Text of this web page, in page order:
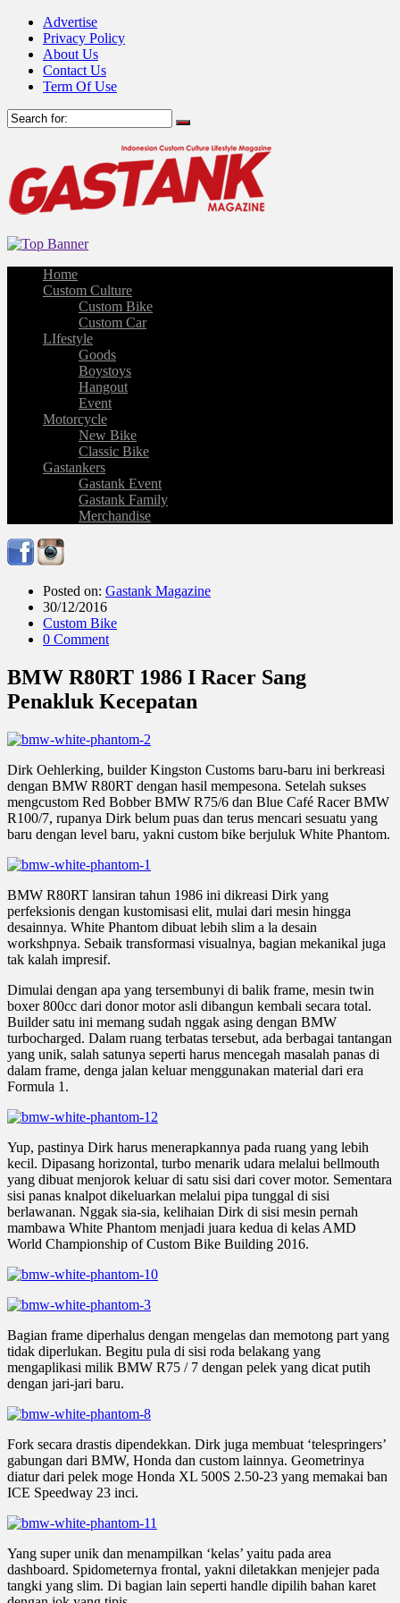
Advertise
Privacy Policy
About Us
Contact Us
Term Of Use
Home
Custom Culture
Custom Bike
Custom Car
LIfestyle
Goods
Boystoys
Hangout
Event
Motorcycle
New Bike
Classic Bike
Gastankers
Gastank Event
Gastank Family
Merchandise
Posted on: Gastank Magazine
30/12/2016
Custom Bike
0 Comment
BMW R80RT 1986 I Racer Sang
Penakluk Kecepatan
Dirk Oehlerking, builder Kingston Customs baru-baru ini berkreasi
dengan BMW R80RT dengan hasil mempesona. Setelah sukses
mengcustom Red Bobber BMW R75/6 dan Blue Café Racer BMW
R100/7, rupanya Dirk belum puas dan terus mencari sesuatu yang
baru dengan level baru, yakni custom bike berjuluk White Phantom.
BMW R80RT lansiran tahun 1986 ini dikreasi Dirk yang
perfeksionis dengan kustomisasi elit, mulai dari mesin hingga
desainnya. White Phantom dibuat lebih slim a la desain
workshpnya. Sebaik transformasi visualnya, bagian mekanikal juga
tak kalah impresif.
Dimulai dengan apa yang tersembunyi di balik frame, mesin twin
boxer 800cc dari donor motor asli dibangun kembali secara total.
Builder satu ini memang sudah nggak asing dengan BMW
turbocharged. Dalam ruang terbatas tersebut, ada berbagai tantangan
yang unik, salah satunya seperti harus mencegah masalah panas di
dalam frame, denga jalan keluar menggunakan material dari era
Formula 1.
Yup, pastinya Dirk harus menerapkannya pada ruang yang lebih
kecil. Dipasang horizontal, turbo menarik udara melalui bellmouth
yang dibuat menjorok keluar di satu sisi dari cover motor. Sementara
sisi panas knalpot dikeluarkan melalui pipa tunggal di sisi
berlawanan. Nggak sia-sia, kelihaian Dirk di sisi mesin pernah
mambawa White Phantom menjadi juara kedua di kelas AMD
World Championship of Custom Bike Building 2016.
Bagian frame diperhalus dengan mengelas dan memotong part yang
tidak diperlukan. Begitu pula di sisi roda belakang yang
mengaplikasi milik BMW R75 / 7 dengan pelek yang dicat putih
dengan jari-jari baru.
Fork secara drastis dipendekkan. Dirk juga membuat ‘telespringers’
gabungan dari BMW, Honda dan custom lainnya. Geometrinya
diatur dari pelek moge Honda XL 500S 2.50-23 yang memakai ban
ICE Speedway 23 inci.
Yang super unik dan menampilkan ‘kelas’ yaitu pada area
dashboard. Spidometernya frontal, yakni diletakkan menjejer pada
tangki yang slim. Di bagian lain seperti handle dipilih bahan karet